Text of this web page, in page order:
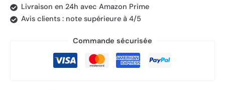
Livraison en 24h avec Amazon Prime
Avis clients : note supérieure à 4/5
Commande sécurisée